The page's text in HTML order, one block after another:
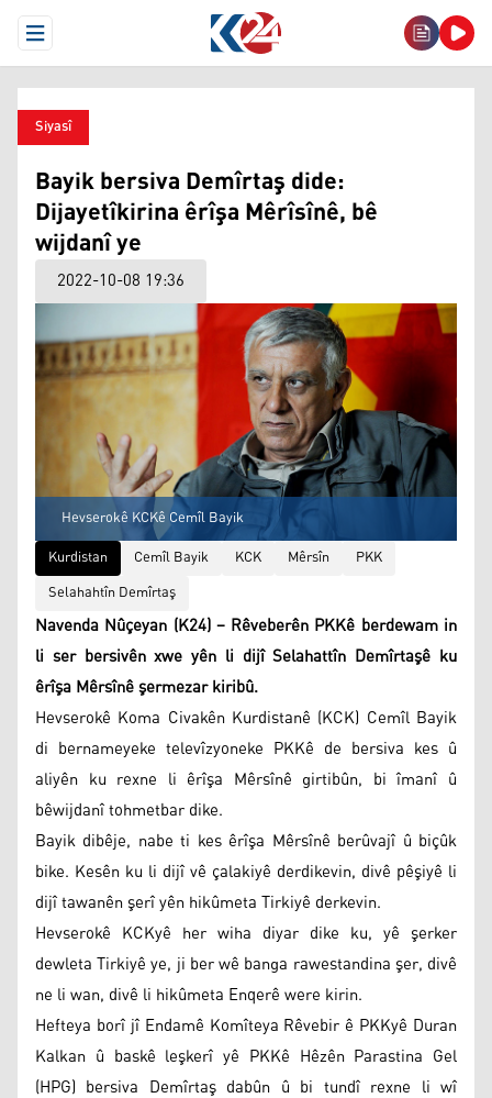
Open Menu
Siyasî
Bayik bersiva Demîrtaş dide:
Dijayetîkirina êrîşa Mêrîsînê, bê
wijdanî ye
2022-10-08 19:36
Hevserokê KCKê Cemîl Bayik
Kurdistan
Cemîl Bayik KCK Mêrsîn
PKK
Selahahtîn Demîrtaş
Navenda Nûçeyan (K24) – Rêveberên PKKê berdewam in
li ser bersivên xwe yên li dijî Selahattîn Demîrtaşê ku
êrîşa Mêrsînê şermezar kiribû.
Hevserokê Koma Civakên Kurdistanê (KCK) Cemîl Bayik
di bernameyeke televîzyoneke PKKê de bersiva kes û
aliyên ku rexne li êrîşa Mêrsînê girtibûn, bi îmanî û
bêwijdanî tohmetbar dike.
Bayik dibêje, nabe ti kes êrîşa Mêrsînê berûvajî û biçûk
bike. Kesên ku li dijî vê çalakiyê derdikevin, divê pêşiyê li
dijî tawanên şerî yên hikûmeta Tirkiyê derkevin.
Hevserokê KCKyê her wiha diyar dike ku, yê şerker
dewleta Tirkiyê ye, ji ber wê banga rawestandina şer, divê
ne li wan, divê li hikûmeta Enqerê were kirin.
Hefteya borî jî Endamê Komîteya Rêvebir ê PKKyê Duran
Kalkan û baskê leşkerî yê PKKê Hêzên Parastina Gel
(HPG) bersiva Demîrtaş dabûn û bi tundî rexne li wî